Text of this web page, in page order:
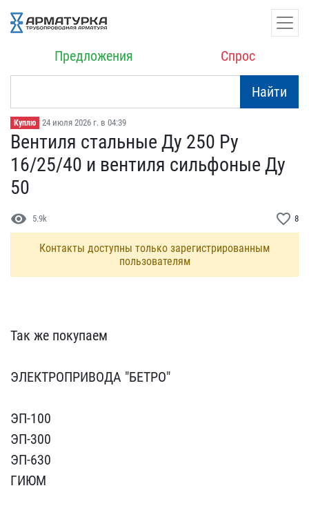
Предложения Спрос
Найти
Куплю 24 июля 2026 г. в 04:39
Вентиля стальные Ду 250 ​Ру
16/25/40 и вентиля си​льфоные Ду
50
visibility 5.9k favorite_border 8
Контакты доступны только зарегистрированным
пользователям
Так же покупаем
ЭЛЕКТ​РОПРИВОДА "БЕТРО"
ЭП-1​00
ЭП-300
ЭП-630
ГИЮМ​